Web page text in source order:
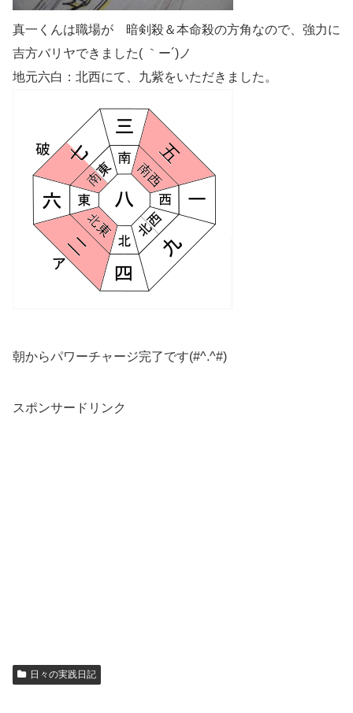
真一くんは職場が 暗剣殺＆本命殺の方角なので、強力に
吉方バリヤできました( ｀ー´)ノ
地元六白：北西にて、九紫をいただきました。
朝からパワーチャージ完了です(#^.^#)
スポンサードリンク
日々の実践日記